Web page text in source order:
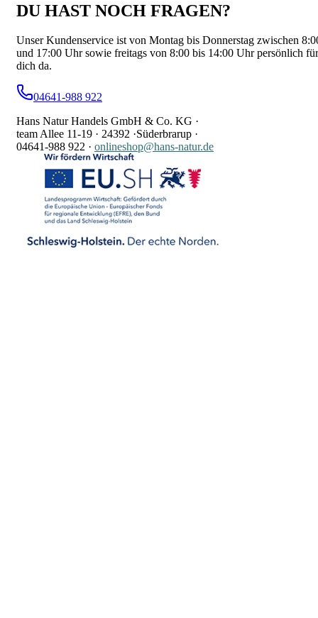
DU HAST NOCH FRAGEN?
Unser Kundenservice ist von Montag bis Donnerstag zwischen
und 17:00 Uhr sowie freitags von 8:00 bis 14:00 Uhr persönlich für
dich da.
04641-988 922
Hans Natur Handels GmbH & Co. KG ·
team Allee 11-19 · 24392 ·Süderbrarup ·
04641-988 922 · onlineshop@hans-natur.de